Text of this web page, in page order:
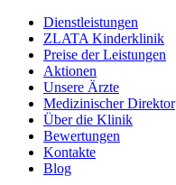
Dienstleistungen
ZLATA Kinderklinik
Preise der Leistungen
Aktionen
Unsere Ärzte
Medizinischer Direktor
Über die Klinik
Bewertungen
Kontakte
Blog